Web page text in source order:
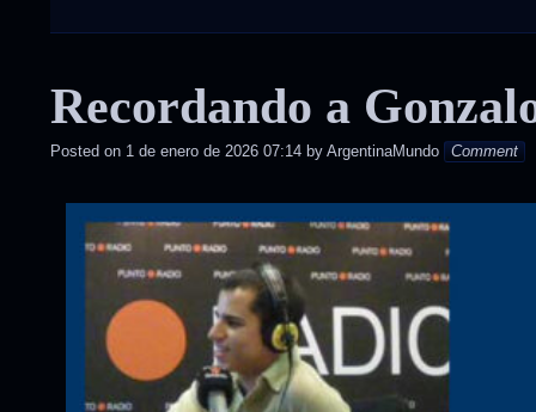
posted
Recordando a
Posted on 1 de enero de 2026 07:14 by ArgentinaMundo Comment